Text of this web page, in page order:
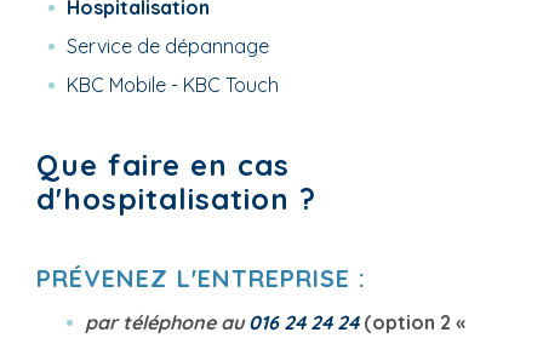
Hospitalisation
Service de dépannage
KBC Mobile - KBC Touch
Que faire en cas
d'hospitalisation ?
PRÉVENEZ L'ENTREPRISE :
par téléphone au016 24 24 24(option 2 «